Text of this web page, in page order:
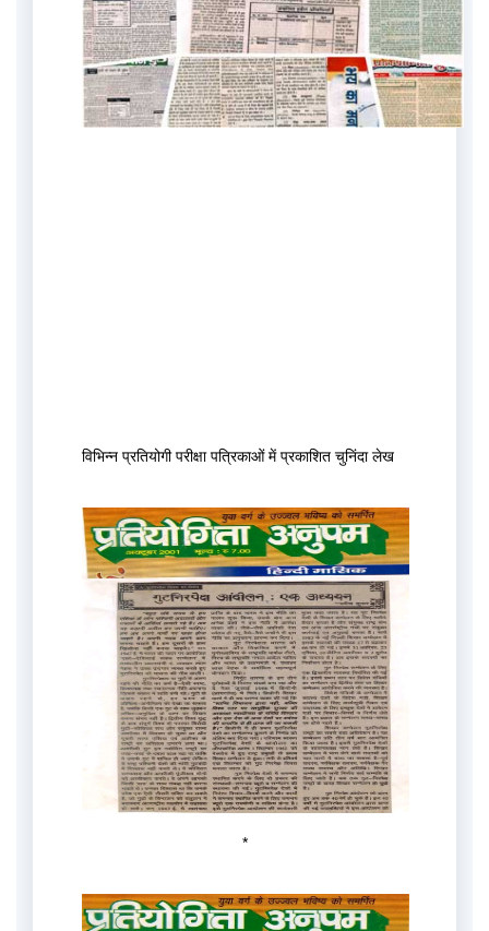
विभिन्न प्रतियोगी परीक्षा पत्रिकाओं में प्रकाशित चुनिंदा लेख
*